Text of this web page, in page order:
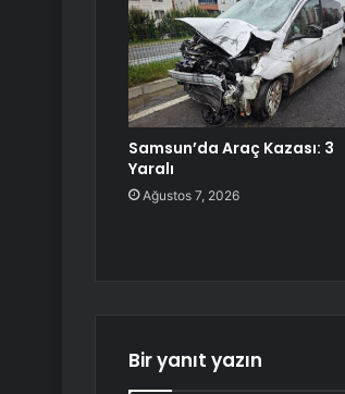
Samsun’da Araç Kazası: 3
Yaralı
Ağustos 7, 2026
Bir yanıt yazın